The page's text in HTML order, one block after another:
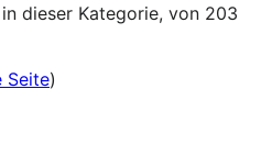
dieser Kategorie, von 203
Seite)